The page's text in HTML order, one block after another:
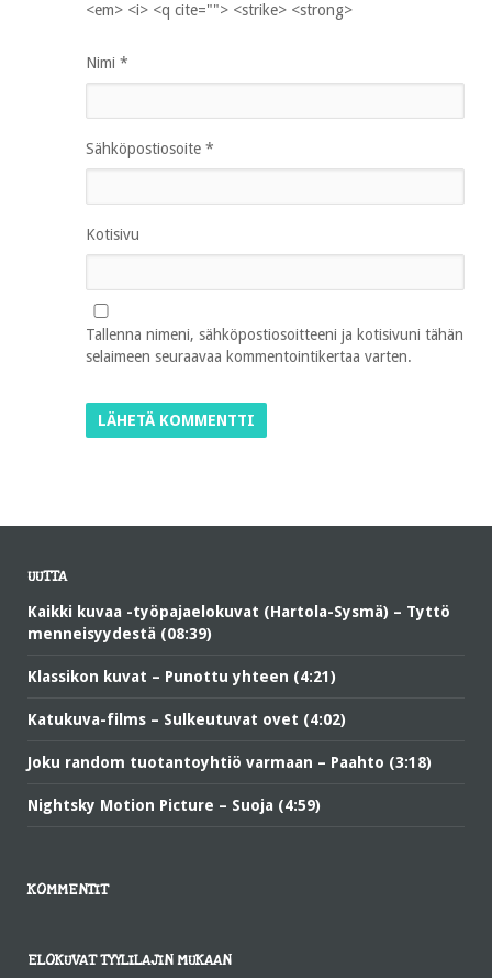
<em> <i> <q cite=""> <strike> <strong>
Nimi *
Sähköpostiosoite *
Kotisivu
Tallenna nimeni, sähköpostiosoitteeni ja kotisivuni tähän
selaimeen seuraavaa kommentointikertaa varten.
UUTTA
Kaikki kuvaa -työpajaelokuvat (Hartola-Sysmä) – Tyttö
menneisyydestä (08:39)
Klassikon kuvat – Punottu yhteen (4:21)
Katukuva-films – Sulkeutuvat ovet (4:02)
Joku random tuotantoyhtiö varmaan – Paahto (3:18)
Nightsky Motion Picture – Suoja (4:59)
KOMMENTIT
ELOKUVAT TYYLILAJIN MUKAAN